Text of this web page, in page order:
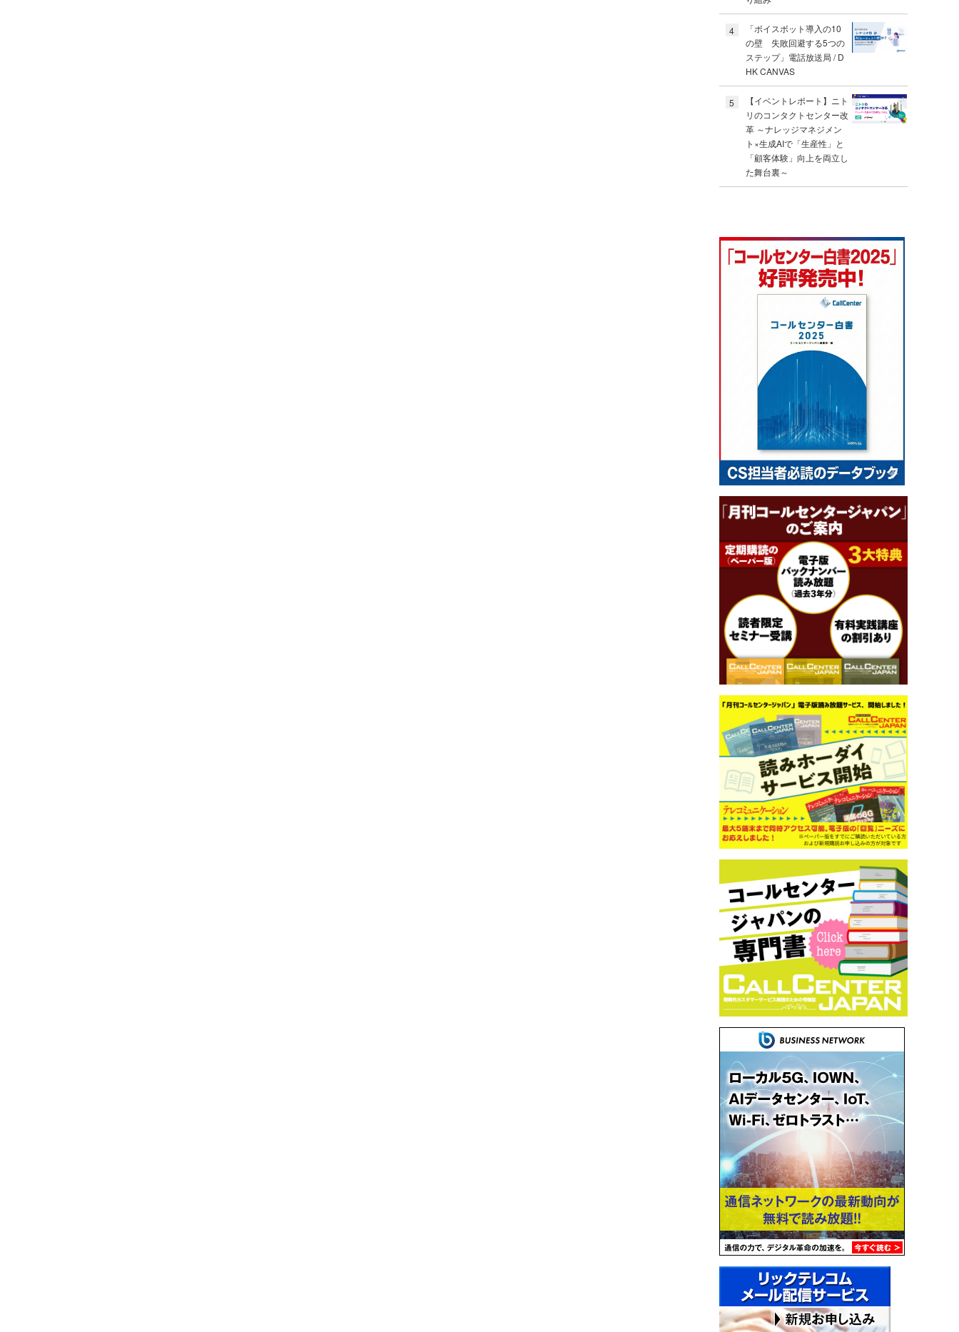
4
「ボイスボット導入の10
の壁 失敗回避する5つの
ステップ」電話放送局 / D
HK CANVAS
5
【イベントレポート】ニト
リのコンタクトセンター改
革 ～ナレッジマネジメン
ト×生成AIで「生産性」と
「顧客体験」向上を両立し
た舞台裏～